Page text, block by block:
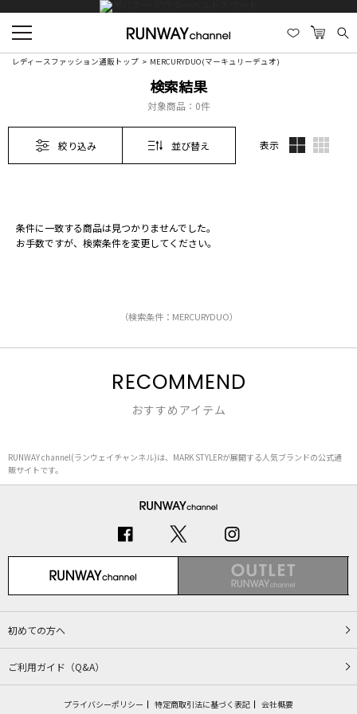
レディースファッション通販トップ MERCURYDUO(マーキュリーデュオ)
検索結果
対象商品： 0件
絞り込み 並び替え 表示
条件に一致する商品は見つかりませんでした。
お手数ですが、検索条件を変更してください。
（検索条件：MERCURYDUO）
RECOMMEND
おすすめアイテム
RUNWAY channel(ランウェイチャンネル)は、MARK STYLERが展開する人気ブランドの公式通
販サイトです。
初めての方へ
ご利用ガイド（Q&A）
プライバシーポリシー 特定商取引法に基づく表記 会社概要